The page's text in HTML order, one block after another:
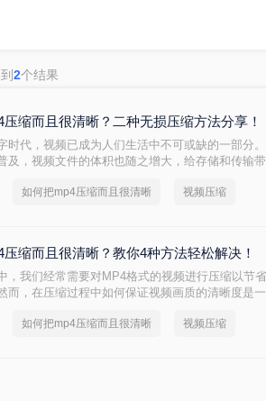
2个结果
缩而且很清晰？二种无损压缩方法分享！
时代，视频已成为人们生活中不可或缺的一部分
及，视频文件的体积也随之增大，给存储和传输
把mp4压缩而且很清晰呢？在这篇文章中，我将向
如何把mp4压缩而且很清晰 视频压缩
缩而且很清晰？教你4种方法轻松解决！
，我们经常需要对MP4格式的视频进行压缩以节
而，在压缩过程中如何保证视频画质的清晰度是
频压缩方法：
如何把mp4压缩而且很清晰 视频压缩